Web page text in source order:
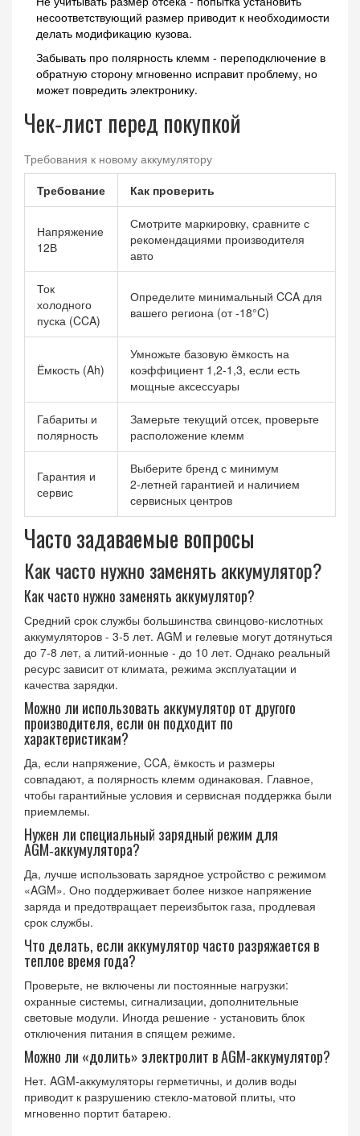
несоответствующий размер приводит к необходимости
делать модификацию кузова.
Забывать про полярность клемм - переподключение в
обратную сторону мгновенно исправит проблему, но
может повредить электронику.
Чек‑лист перед покупкой
Требования к новому аккумулятору
Требование
Как проверить
Напряжение
12В
Смотрите маркировку, сравните с
рекомендациями производителя
авто
Ток
холодного
пуска (CCA)
Определите минимальный CCA для
вашего региона (от -18°C)
Ёмкость (Ah)
Умножьте базовую ёмкость на
коэффициент 1,2‑1,3, если есть
мощные аксессуары
Габариты и
полярность
Замерьте текущий отсек, проверьте
расположение клемм
Гарантия и
сервис
Выберите бренд с минимум
2‑летней гарантией и наличием
сервисных центров
Часто задаваемые вопросы
Как часто нужно заменять аккумулятор?
Как часто нужно заменять аккумулятор?
Средний срок службы большинства свинцово‑кислотных
аккумуляторов - 3‑5 лет. AGM и гелевые могут дотянуться
до 7‑8 лет, а литий‑ионные - до 10 лет. Однако реальный
ресурс зависит от климата, режима эксплуатации и
качества зарядки.
Можно ли использовать аккумулятор от другого
производителя, если он подходит по
характеристикам?
Да, если напряжение, CCA, ёмкость и размеры
совпадают, а полярность клемм одинаковая. Главное,
чтобы гарантийные условия и сервисная поддержка были
приемлемы.
Нужен ли специальный зарядный режим для
AGM‑аккумулятора?
Да, лучше использовать зарядное устройство с режимом
«AGM». Оно поддерживает более низкое напряжение
заряда и предотвращает переизбыток газа, продлевая
срок службы.
Что делать, если аккумулятор часто разряжается в
теплое время года?
Проверьте, не включены ли постоянные нагрузки:
охранные системы, сигнализации, дополнительные
световые модули. Иногда решение - установить блок
отключения питания в спящем режиме.
Можно ли «долить» электролит в AGM‑аккумулятор?
Нет. AGM‑аккумуляторы герметичны, и долив воды
приводит к разрушению стекло‑матовой плиты, что
мгновенно портит батарею.